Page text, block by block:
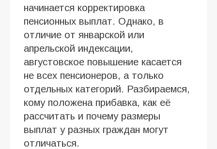
начинается корректировка
пенсионных выплат. Однако, в
отличие от январской или
апрельской индексации,
августовское повышение касается
не всех пенсионеров, а только
отдельных категорий. Разбираемся,
кому положена прибавка, как её
рассчитать и почему размеры
выплат у разных граждан могут
отличаться.